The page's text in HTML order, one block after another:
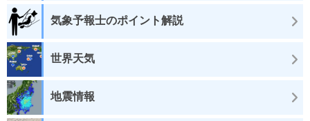
気象予報士のポイント解説
世界天気
地震情報